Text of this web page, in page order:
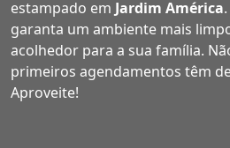
estampado em Jardim América
garanta um ambiente mais
acolhedor para a sua família.
primeiros agendamentos têm
Aproveite!